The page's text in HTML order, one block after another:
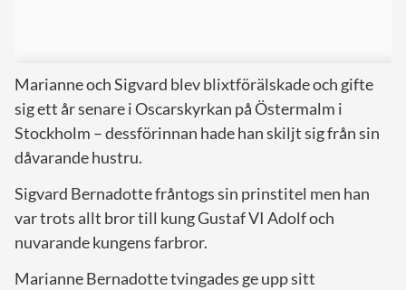
Marianne och Sigvard blev blixtförälskade och gifte
sig ett år senare i Oscarskyrkan på Östermalm i
Stockholm – dessförinnan hade han skiljt sig från sin
dåvarande hustru.
Sigvard Bernadotte fråntogs sin prinstitel men han
var trots allt bror till kung Gustaf VI Adolf och
nuvarande kungens farbror.
Marianne Bernadotte tvingades ge upp sitt